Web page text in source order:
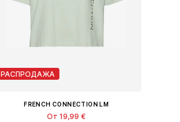
РАСПРОДАЖА
FRENCH CONNECTION LM
От 19,99 €